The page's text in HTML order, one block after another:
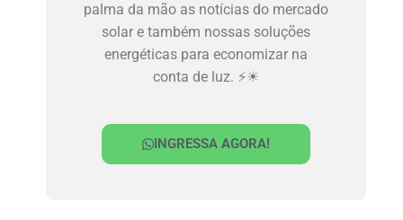
palma da mão as notícias do mercado
solar e também nossas soluções
energéticas para economizar na
conta de luz. ⚡☀
INGRESSA AGORA!